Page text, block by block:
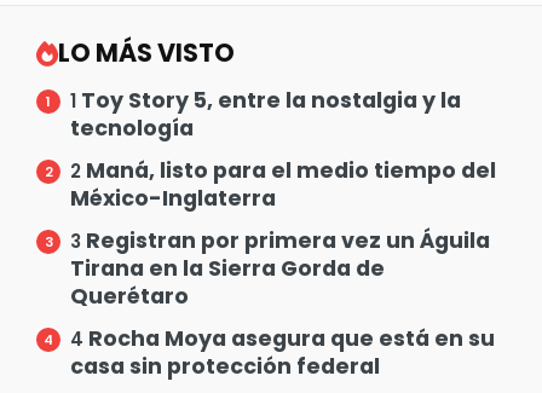
LO MÁS VISTO
1 Toy Story 5, entre la nostalgia y la
tecnología
2 Maná, listo para el medio tiempo del
México-Inglaterra
3 Registran por primera vez un Águila
Tirana en la Sierra Gorda de
Querétaro
4 Rocha Moya asegura que está en su
casa sin protección federal